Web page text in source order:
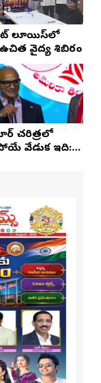
లూయిస్‌లో
వైద్య శిబిరం
చరిత్రలో
వేడుక ఇది: